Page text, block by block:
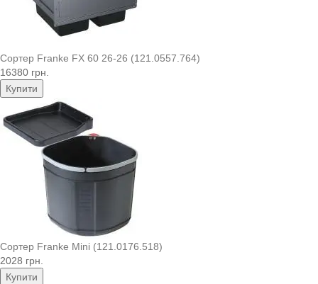
Сортер Franke FX 60 26-26 (121.0557.764)
16380 грн.
Купити
Сортер Franke Mini (121.0176.518)
2028 грн.
Купити